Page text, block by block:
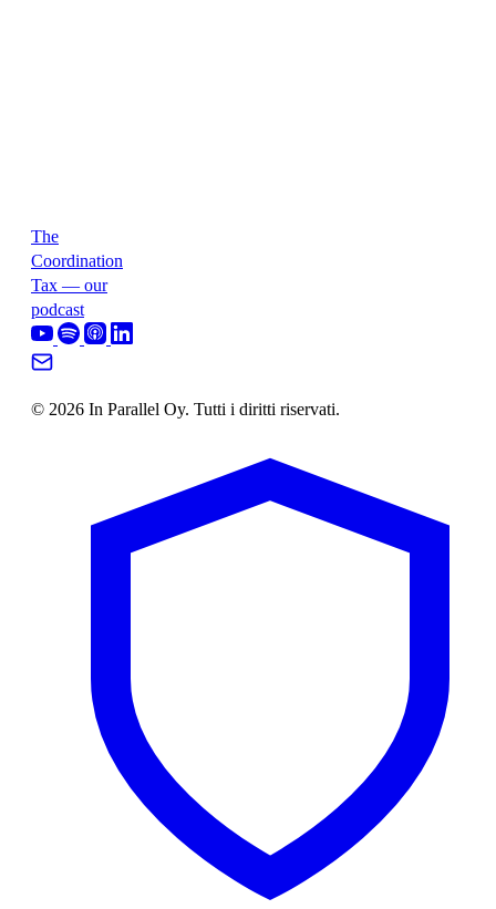
The
Coordination
Tax — our
podcast
© 2026 In Parallel Oy. Tutti i diritti riservati.